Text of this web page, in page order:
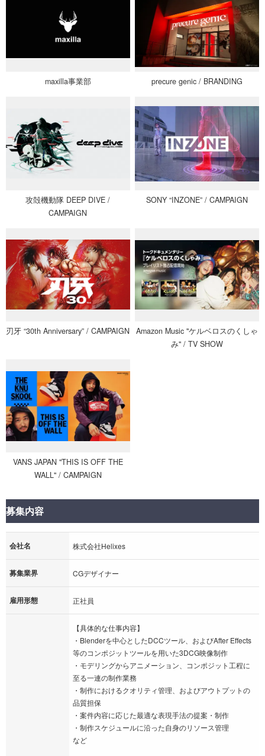
maxilla事業部 precure genic / BRANDING
攻殻機動隊 DEEP DIVE /
CAMPAIGN
SONY “INZONE” / CAMPAIGN
刃牙 “30th Anniversary” / CAMPAIGN
Amazon Music "ケルベロスのくしゃ
み" / TV SHOW
VANS JAPAN "THIS IS OFF THE
WALL" / CAMPAIGN
募集内容
会社名 株式会社Helixes
募集業界 CGデザイナー
雇用形態 正社員
【具体的な仕事内容】
・Blenderを中心としたDCCツール、およびAfter Effects
等のコンポジットツールを用いた3DCG映像制作
・モデリングからアニメーション、コンポジット工程に
至る一連の制作業務
・制作におけるクオリティ管理、およびアウトプットの
品質担保
・案件内容に応じた最適な表現手法の提案・制作
・制作スケジュールに沿った自身のリソース管理
など